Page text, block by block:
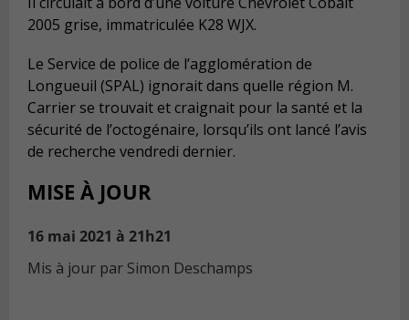
2005 grise, immatriculée K28 WJX.
Le Service de police de l’agglomération de
Longueuil (SPAL) ignorait dans quelle région M.
Carrier se trouvait etcraignait pour la santé et la
sécurité de l’octogénaire, lorsqu’ils ont lancé l’avis
de recherche vendredi dernier.
MISE À JOUR
16 mai 2021 à 21h21
Mis à jour par Simon Deschamps